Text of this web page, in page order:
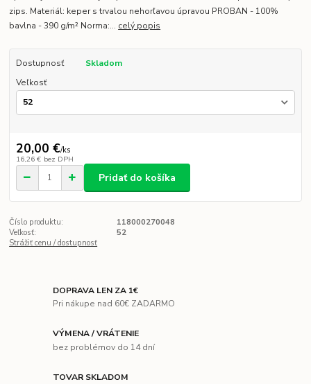
zips. Materiál: keper s trvalou nehorľavou úpravou PROBAN - 100%
bavlna - 390 g/m² Norma:... celý popis
Dostupnosť
Skladom
Veľkosť
20,00 €/ks
16,26 € bez DPH
Pridať do košíka
Číslo produktu:
118000270048
Veľkosť:
52
Strážiť cenu / dostupnosť
DOPRAVA LEN ZA 1€
Pri nákupe nad 60€ ZADARMO
VÝMENA / VRÁTENIE
bez problémov do 14 dní
TOVAR SKLADOM